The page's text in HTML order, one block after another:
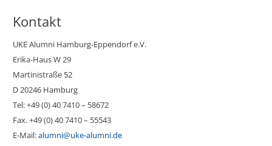
Kontakt
UKE Alumni Hamburg-Eppendorf e.V.
Erika-Haus W 29
Martinistraße 52
D 20246 Hamburg
Tel: +49 (0) 40 7410 – 58672
Fax. +49 (0) 40 7410 – 55543
E-Mail:alumni@uke-alumni.de